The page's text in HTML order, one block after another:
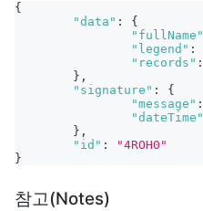
{
"data" :
{
"fullName"
"legend" :
"records" :
} ,
"signature" :
{
"message" :
"dateTime"
} ,
"id" :
"4ROH0"
}
참고(Notes)